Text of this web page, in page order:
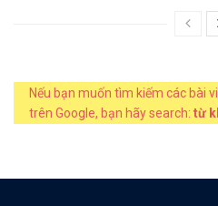
Nếu bạn muốn tìm kiếm các bài
trên Google, bạn hãy search: từ